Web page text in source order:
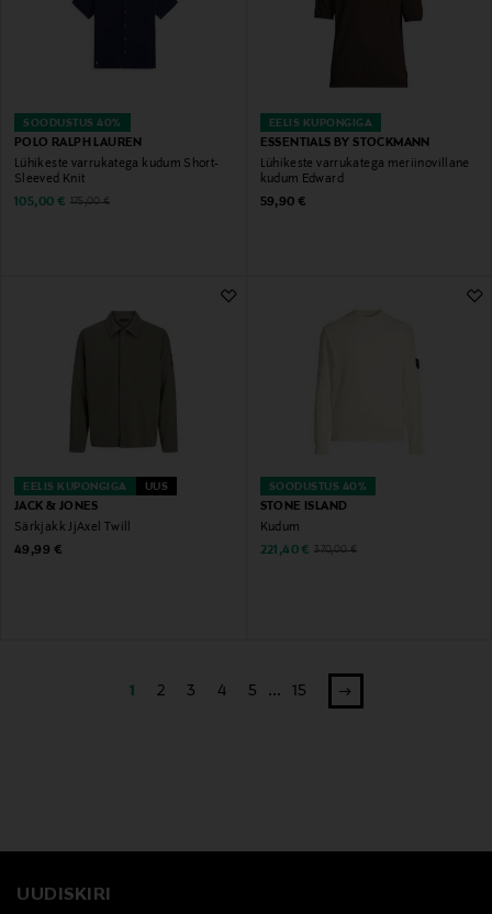
SOODUSTUS 40%
POLO RALPH LAUREN
Lühikeste varrukatega kudum Short-
Sleeved Knit
Discounted Price
105,00 € Original Price
175,00 €
EELIS KUPONGIGA
ESSENTIALS BY STOCKMANN
Lühikeste varrukatega meriinovillane
kudum Edward
Original Price
59,90 €
EELIS KUPONGIGA UUS
JACK & JONES
Särkjakk JjAxel Twill
Original Price
49,99 €
SOODUSTUS 40%
STONE ISLAND
Kudum
Discounted Price
221,40 € Original Price
370,00 €
1 2 3 4 5 ... 15
UUDISKIRI